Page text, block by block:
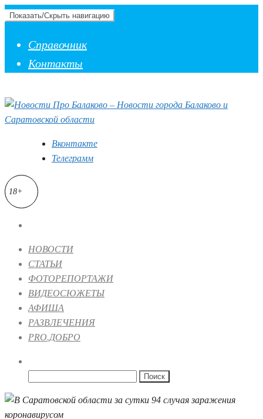
Показать/Скрыть навигацию
Справочник
Контакты
Вконтакте
Телеграмм
18+
НОВОСТИ
СТАТЬИ
ФОТОРЕПОРТАЖИ
ВИДЕОСЮЖЕТЫ
АФИША
РАЗВЛЕЧЕНИЯ
PRO.ДОБРО